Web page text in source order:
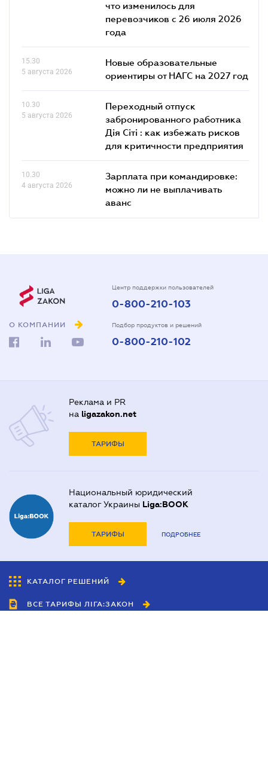
что изменилось для
перевозчиков с 26 июля 2026
года
15.30
5 августа 2026
Новые образовательные
ориентиры от НАГС на 2027 год
10.30
5 августа 2026
Переходный отпуск
забронированного работника
Дія Сіті : как избежать рисков
для критичности предприятия
10.30
4 августа 2026
Зарплата при командировке:
можно ли не выплачивать
аванс
О КОМПАНИИ
Центр поддержки пользователей
0-800-210-103
Подбор продуктов и решений
0-800-210-102
Реклама и PR
на ligazakon.net
ТАРИФЫ
Национальный юридический
каталог Украины Liga:BOOK
ТАРИФЫ ПОДРОБНЕЕ
КАТАЛОГ РЕШЕНИЙ
ВСЕ ТАРИФЫ ЛІГА:ЗАКОН